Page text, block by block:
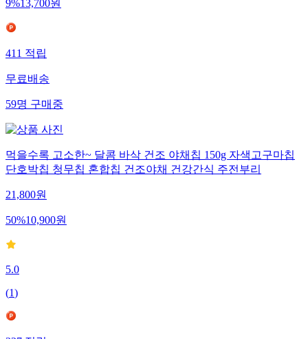
9%13,700원
411적립
무료배송
59명구매중
먹을수록 고소한~ 달콤 바삭 건조 야채칩 150g 자색고구마칩
단호박칩 청무칩 혼합칩 건조야채 건강간식 주전부리
21,800원
50%10,900원
5.0
(1)